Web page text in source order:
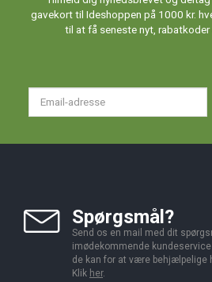
gavekort til Ideshoppen på 1000 kr.
til at få seneste nyt, rabatkoder
Spørgsmål?
Send os en mail med dit
imødekommende kundeservice
de kan for at være behjælpelige
Klik her.